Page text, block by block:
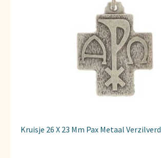
Kruisje 26 X 23 Mm Pax Metaal Verzilverd